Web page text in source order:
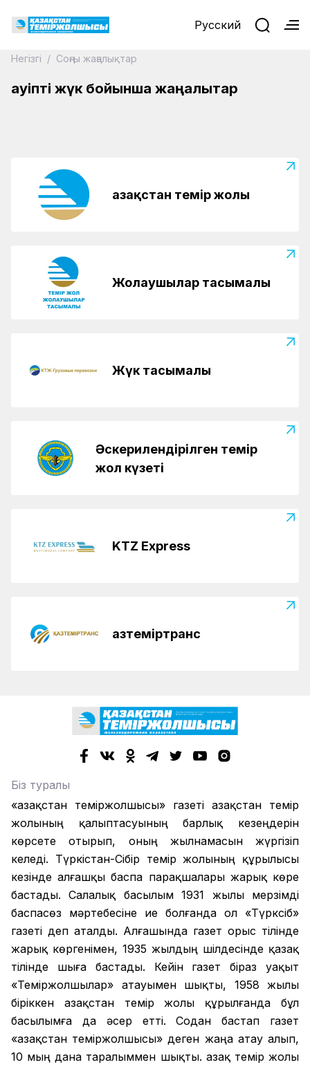
Русский
Негізгі / Соңғы жаңалықтар
қауіпті жүк бойынша жаңалықтар
03.04.2026
Атырау станциясында қауіпті жүктердің
тасымалы ерекше бақылауға алынды
Қазақстан темір жолы
Жолаушылар тасымалы
Жүк тасымалы
Әскерилендірілген темір
жол күзеті
KTZ Express
Қазтеміртранс
Біз туралы
«Қазақстан теміржолшысы» газеті Қазақстан темір
жолының қалыптасуының барлық кезеңдерін
көрсете отырып, оның жылнамасын жүргізіп
келеді. Түркістан-Сібір темір жолының құрылысы
кезінде алғашқы баспа парақшалары жарық көре
бастады. Салалық басылым 1931 жылы мерзімді
баспасөз мәртебесіне ие болғанда ол «Түрксіб»
газеті деп аталды. Алғашында газет орыс тілінде
жарық көргенімен, 1935 жылдың шілдесінде қазақ
тілінде шыға бастады. Кейін газет біраз уақыт
«Теміржолшылар» атауымен шықты, 1958 жылы
біріккен Қазақстан темір жолы құрылғанда бұл
басылымға да әсер етті. Содан бастап газет
«Қазақстан теміржолшысы» деген жаңа атау алып,
10 мың дана таралыммен шықты. Қазақ темір жолы